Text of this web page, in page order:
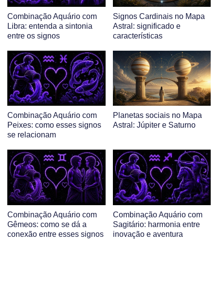
Combinação Aquário com
Libra: entenda a sintonia
entre os signos
Signos Cardinais no Mapa
Astral: significado e
características
Combinação Aquário com
Peixes: como esses signos
se relacionam
Planetas sociais no Mapa
Astral: Júpiter e Saturno
Combinação Aquário com
Gêmeos: como se dá a
conexão entre esses signos
Combinação Aquário com
Sagitário: harmonia entre
inovação e aventura